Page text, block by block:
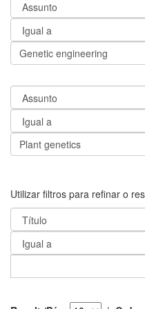
Utilizar filtros para refinar o